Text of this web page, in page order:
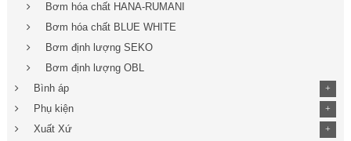
Bơm hóa chất HANA-RUMANI
Bơm hóa chất BLUE WHITE
Bơm định lượng SEKO
Bơm định lượng OBL
Bình áp
+
Phụ kiện +
Xuất Xứ +